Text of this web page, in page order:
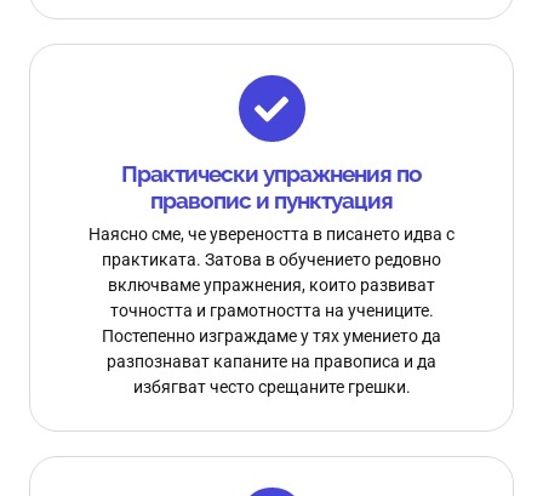
Практически упражнения по
правопис и пунктуация
Наясно сме, че увереността в писането идва с
практиката. Затова в обучението редовно
включваме упражнения, които развиват
точността и грамотността на учениците.
Постепенно изграждаме у тях умението да
разпознават капаните на правописа и да
избягват често срещаните грешки.